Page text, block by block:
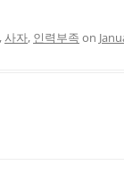
,사자, 인력부족 on